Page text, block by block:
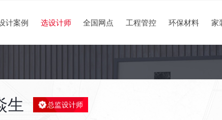
计案例 选设计师 全国网点 工程管控 环保材料 家
生 总监设计师